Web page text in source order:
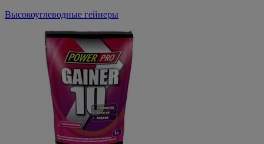
Высокоуглеводные гейнеры